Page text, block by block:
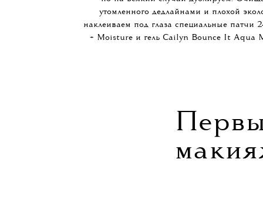
утомленного дедлайнами и плохой
наклеиваем под глаза специальные
+ Moisture и гель Cailyn Bounce It Aqua